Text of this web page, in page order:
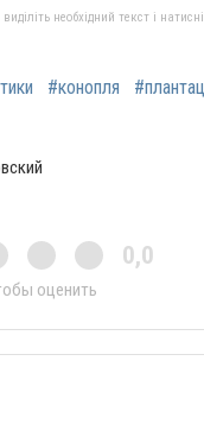
необхідний текст і
#конопля
0,0
оценить